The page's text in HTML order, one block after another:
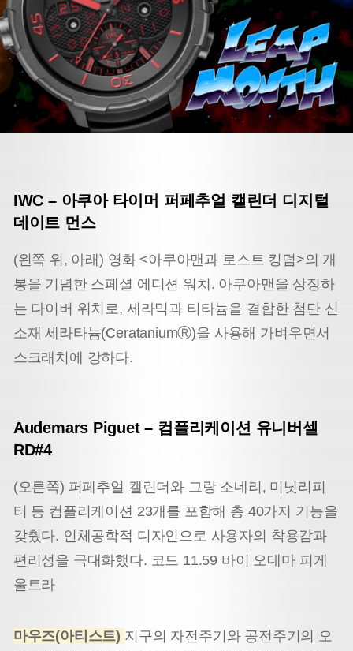
IWC – 아쿠아 타이머 퍼페추얼 캘린더 디지털
데이트 먼스
(왼쪽 위, 아래) 영화 <아쿠아맨과 로스트 킹덤>의 개
봉을 기념한 스페셜 에디션 워치. 아쿠아맨을 상징하
는 다이버 워치로, 세라믹과 티타늄을 결합한 첨단 신
소재 세라타늄(CerataniumⓇ)을 사용해 가벼우면서
스크래치에 강하다.
Audemars Piguet– 컴플리케이션 유니버셀
RD#4
(오른쪽) 퍼페추얼 캘린더와 그랑 소네리, 미닛리피
터 등 컴플리케이션 23개를 포함해 총 40가지 기능을
갖췄다. 인체공학적 디자인으로 사용자의 착용감과
편리성을 극대화했다. 코드 11.59 바이 오데마 피게
울트라
마우즈(아티스트) 지구의 자전주기와 공전주기의 오